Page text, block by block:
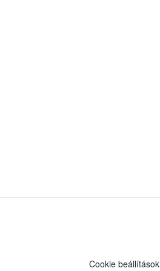
Cookie beállítások